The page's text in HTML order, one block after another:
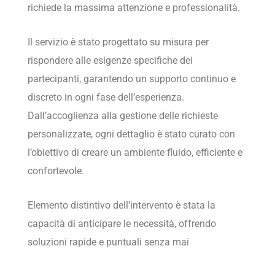
richiede la massima attenzione e professionalità.
Il servizio è stato progettato su misura per
rispondere alle esigenze specifiche dei
partecipanti, garantendo un supporto continuo e
discreto in ogni fase dell’esperienza.
Dall’accoglienza alla gestione delle richieste
personalizzate, ogni dettaglio è stato curato con
l’obiettivo di creare un ambiente fluido, efficiente e
confortevole.
Elemento distintivo dell’intervento è stata la
capacità di anticipare le necessità, offrendo
soluzioni rapide e puntuali senza mai